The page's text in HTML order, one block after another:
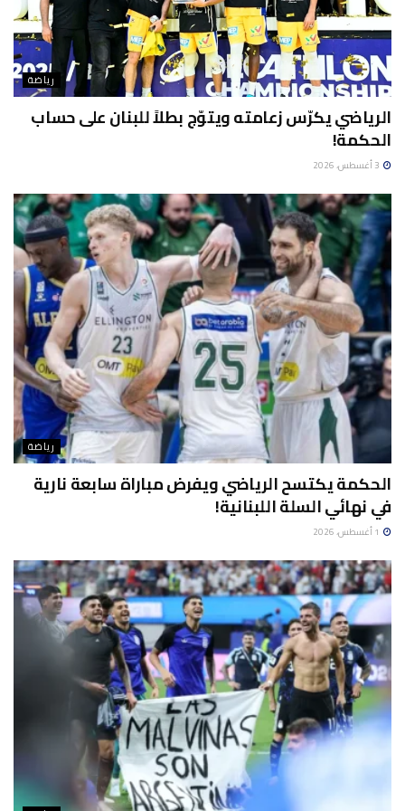
رياضة
الرياضي يكرّس زعامته ويتوّج بطلاً للبنان على حساب
الحكمة!
رياضة
الحكمة يكتسح الرياضي ويفرض مباراة سابعة نارية
في نهائي السلة اللبنانية!